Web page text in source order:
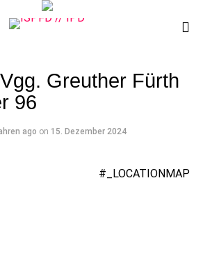
Greuther Fürth
96
ago on 15. Dezember 2024
#_LOCATIONMAP